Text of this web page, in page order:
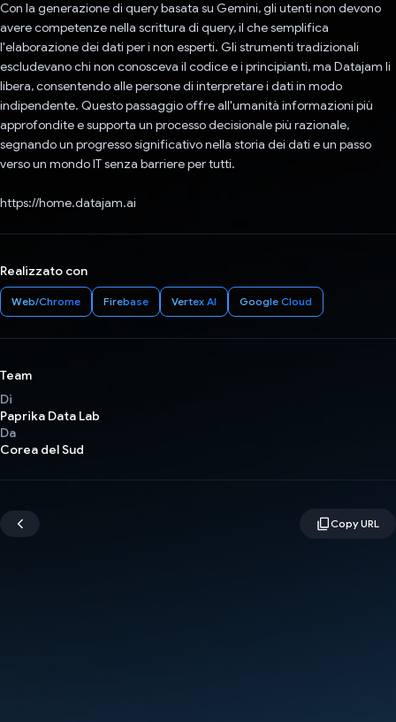
Con la generazione di query basata su Gemini, gli utenti non devono
avere competenze nella scrittura di query, il che semplifica
l'elaborazione dei dati per i non esperti. Gli strumenti tradizionali
escludevano chi non conosceva il codice e i principianti, ma Datajam li
libera, consentendo alle persone di interpretare i dati in modo
indipendente. Questo passaggio offre all'umanità informazioni più
approfondite e supporta un processo decisionale più razionale,
segnando un progresso significativo nella storia dei dati e un passo
verso un mondo IT senza barriere per tutti.
https://home.datajam.ai
Realizzato con
Web/Chrome Firebase Vertex AI Google Cloud
Team
Di
Paprika Data Lab
Da
Corea del Sud